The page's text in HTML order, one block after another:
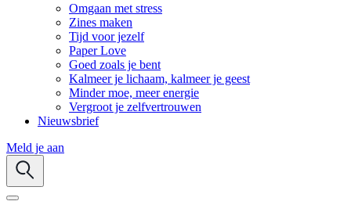
Omgaan met stress
Zines maken
Tijd voor jezelf
Paper Love
Goed zoals je bent
Kalmeer je lichaam, kalmeer je geest
Minder moe, meer energie
Vergroot je zelfvertrouwen
Nieuwsbrief
Meld je aan